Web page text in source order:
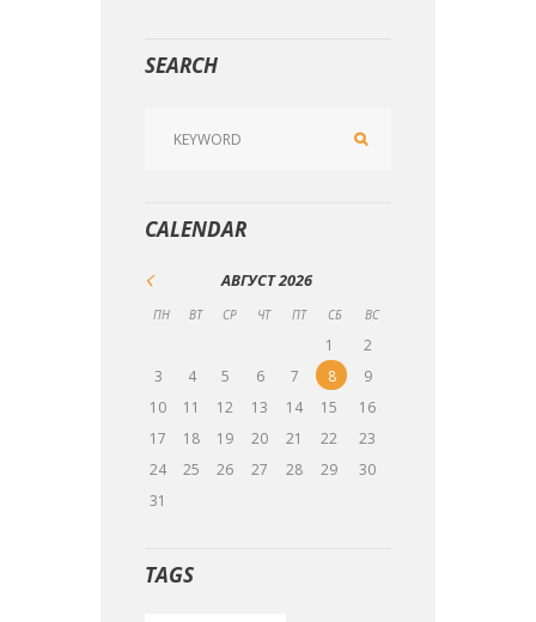
SEARCH
CALENDAR
АВГУСТ2026
ПН ВТ СР ЧТ ПТ СБ ВС
1
2
3
4 5 6 7 8
9
10
11 12 13 14 15
16
17
18 19 20 21 22
23
24
25 26 27 28 29
30
31
TAGS